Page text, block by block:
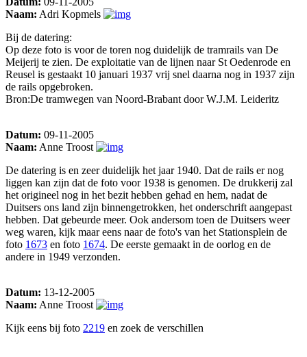
Naam: Adri Kopmels
Bij de datering:
Op deze foto is voor de toren nog duidelijk de tramrails van De
Meijerij te zien. De exploitatie van de lijnen naar St Oedenrode en
Reusel is gestaakt 10 januari 1937 vrij snel daarna nog in 1937 zijn
de rails opgebroken.
Bron:De tramwegen van Noord-Brabant door W.J.M. Leideritz
Datum: 09-11-2005
Naam: Anne Troost
De datering is en zeer duidelijk het jaar 1940. Dat de rails er nog
liggen kan zijn dat de foto voor 1938 is genomen. De drukkerij zal
het origineel nog in het bezit hebben gehad en hem, nadat de
Duitsers ons land zijn binnengetrokken, het onderschrift aangepast
hebben. Dat gebeurde meer. Ook andersom toen de Duitsers weer
weg waren, kijk maar eens naar de foto's van het Stationsplein de
foto 1673 en foto 1674. De eerste gemaakt in de oorlog en de
andere in 1949 verzonden.
Datum: 13-12-2005
Naam: Anne Troost
Kijk eens bij foto 2219 en zoek de verschillen